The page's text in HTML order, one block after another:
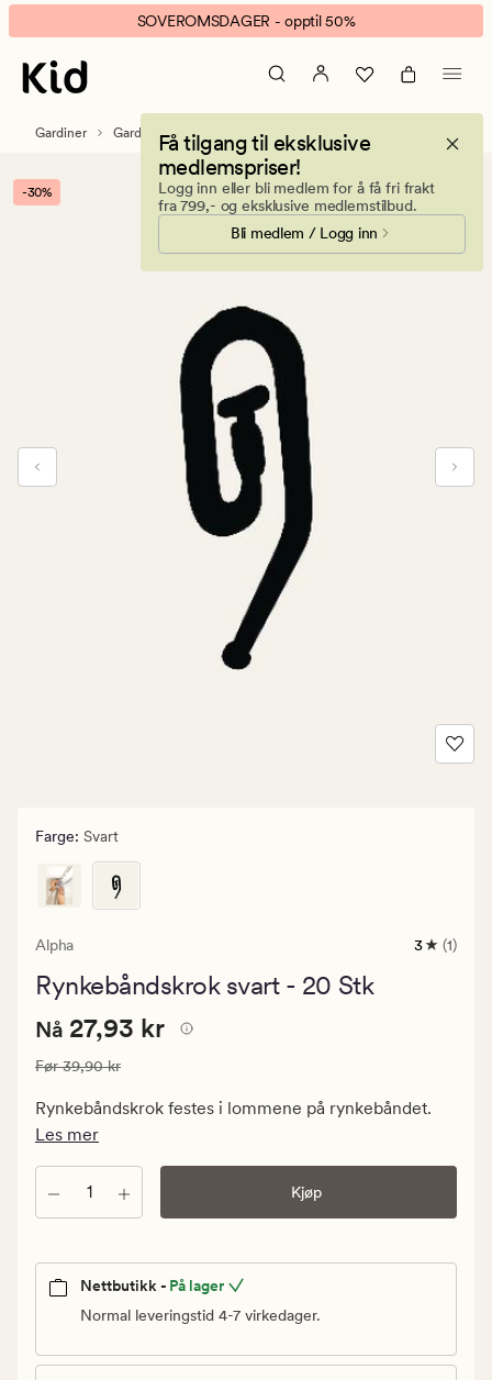
Alpha
rynkebåndskrok
svart
banner.
Klikk
ESCAPE
pause.
SOVEROMSDAGER - opptil 50%
Få tilgang til eksklusive
medlemspriser!
Logg inn eller bli medlem for å få fri frakt
fra 799,- og eksklusive medlemstilbud.
Bli medlem / Logg inn
Gardiner Gardintilbehør Gardinskinner & tilbehør
-30%
Farge: Svart
Alpha
1
3 (1)
Rynkebåndskrok svart - 20 Stk
Nåværende
27,93
kr.
Vanlig
Nåværende pris
Nå 27,93 kr
Vanlig pris 39,90 kr
Før39,90 kr
Rynkebåndskrok festes i lommene på rynkebåndet.
Les mer
Antall Kjøp
Nettbutikk - På lager
Normal leveringstid 4-7 virkedager.